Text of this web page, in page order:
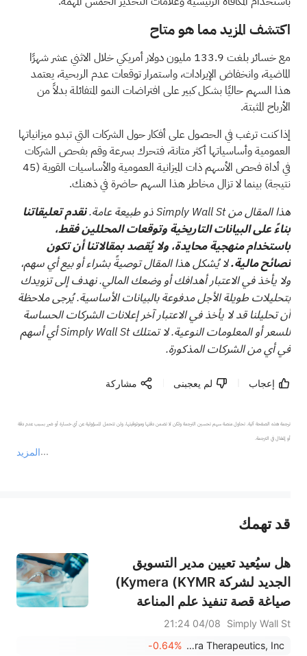
اكتشف المزيد مما هو متاح
مع خسائر بلغت 133.9 مليون دولار أمريكي خلال الاثني عشر شهرًا
الماضية، وانخفاض الإيرادات، واستمرار توقعات عدم الربحية، يعتمد
هذا السهم حاليًا بشكل كبير على افتراضات النمو المتفائلة بدلاً من
الأرباح المثبتة.
إذا كنت ترغب في الحصول على أفكار حول الشركات التي تبدو ميزانياتها
العمومية وأساسياتها أكثر متانة، فتحرك بسرعة وقم بفحص الشركات
في
أداة فحص الأسهم ذات الميزانية العمومية والأساسيات القوية (45
نتيجة) بينما لا تزال مخاطر هذا السهم حاضرة في ذهنك.
هذا المقال من Simply Wall St ذو طبيعة عامة.
نقدم تعليقاتنا
بناءً على البيانات التاريخية وتوقعات المحللين فقط،
باستخدام منهجية محايدة، ولا يُقصد بمقالاتنا أن تكون
نصائح مالية.لا يُشكل هذا المقال توصيةً بشراء أو بيع أي سهم،
ولا يأخذ في الاعتبار أهدافك أو وضعك المالي. نهدف إلى تزويدك
بتحليلات طويلة الأجل مدفوعة بالبيانات الأساسية. يُرجى ملاحظة
أن تحليلنا قد لا يأخذ في الاعتبار آخر إعلانات الشركات الحساسة
للسعر أو المعلومات النوعية. لا تمتلك Simply Wall St أي أسهم
في أي من الشركات المذكورة.
إعجاب لم يعجبنى مشاركة
المزيد
ترجمة هذه الصفحة آلية. تحاول منصة سهم تحسين الترجمة ولكن لا تضمن دقتها وموثوقيتها، ولن تتحمل المسؤولية عن أي خسارة أو ضرر بسبب عدم دقة
أو إغفال في الترجمة.
عند الضرورة، يرجى استشارة مستشار استثمار محترف. لا تقدم منصة سهم أي مشورة استثمارية، ولا تقدم أي التزامات أو ضمانات.
قد تهمك
هل سيُعيد تعيين مدير التسويق
الجديد لشركة Kymera (KYMR)
صياغة قصة تنفيذ علم المناعة
بهدوء؟
Simply Wall St
04/08 21:24
Kymera Therapeutics, Inc.
-0.64%